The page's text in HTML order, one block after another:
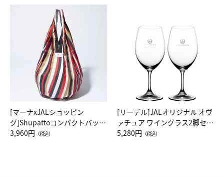
[マーナxJALショッピン
グ]Shupattoコンパクトバッグ
Drop JAL客室乗務員（LC）ス
3,960円 （税込）
[リーデル]JALオリジナル オヴ
ァチュア ワイングラス2脚セッ
ト（レッドワイン）
5,280円 （税込）